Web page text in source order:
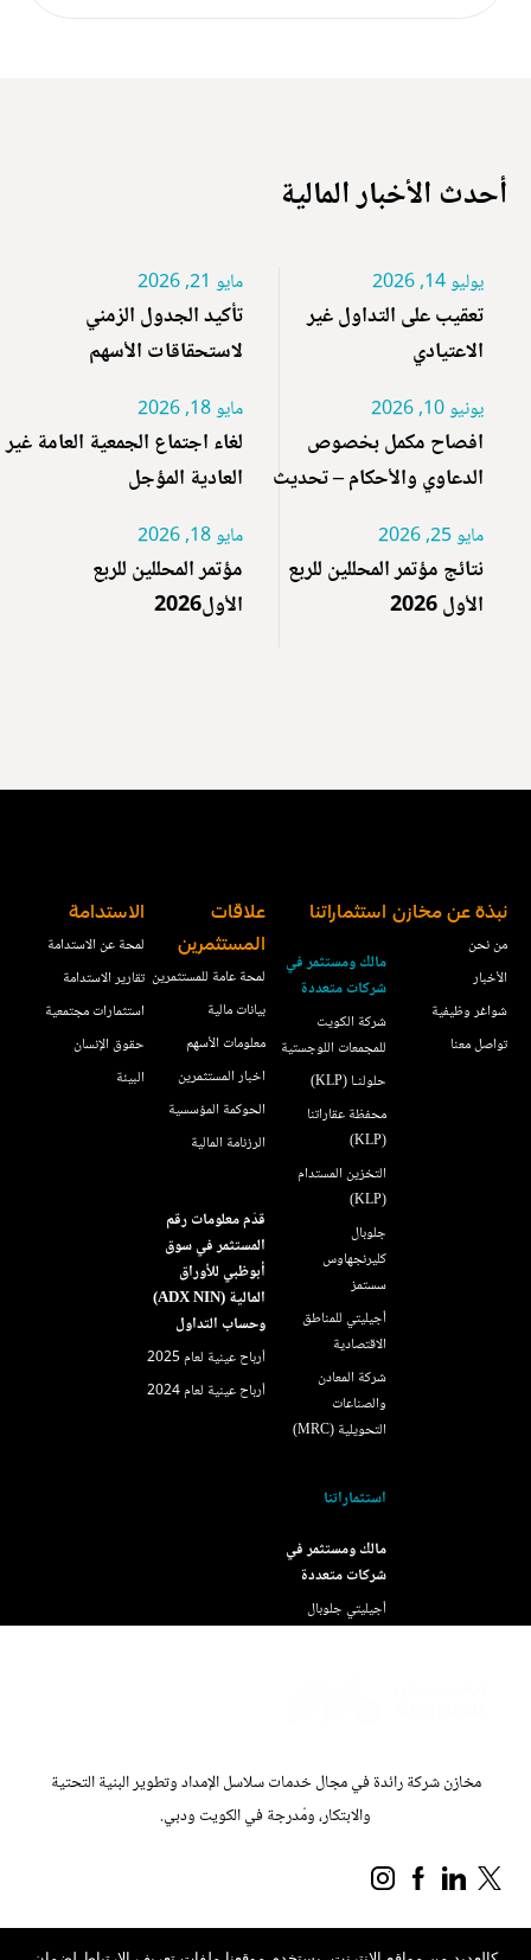
أحدث الأخبار المالية
يوليو 14, 2026
تعقيب على التداول غير
الاعتيادي
يونيو 10, 2026
افصاح مكمل بخصوص
الدعاوي والأحكام – تحديث
مايو 25, 2026
نتائج مؤتمر المحللين للربع
الأول 2026
مايو 21, 2026
تأكيد الجدول الزمني
لاستحقاقات الأسهم
مايو 18, 2026
لغاء اجتماع الجمعية العامة غير
العادية المؤجل
مايو 18, 2026
مؤتمر المحللين للربع
الأول2026
نبذة عن مخازن
من نحن
الأخبار
شواغر وظيفية
تواصل معنا
استثماراتنا
مالك ومستثمر في
شركات متعددة
شركة الكويت
للمجمعات اللوجستية
حلولنـا (KLP)
محفظة عقاراتنا
(KLP)
التخزين المستدام
(KLP)
جلوبال
كليرنجهاوس
سستمز
أجيليتي للمناطق
الاقتصادية
شركة المعادن
والصناعات
التحويلية (MRC)
استثماراتنا
مالك ومستثمر في
شركات متعددة
أجيليتي جلوبال
علاقات
المستثمرين
لمحة عامة للمستثمرين
بيانات مالية
معلومات الأسهم
اخبار المستثمرين
الحوكمة المؤسسية
الرزنامة المالية
قدّم معلومات رقم
المستثمر في سوق
أبوظبي للأوراق
المالية (ADX NIN)
وحساب التداول
أرباح عينية لعام 2025
أرباح عينية لعام 2024
الاستدامة
لمحة عن الاستدامة
تقارير الاستدامة
استثمارات مجتمعية
حقوق الإنسان
البيئة
مخازن شركة رائدة في مجال خدمات سلاسل الإمداد وتطوير البنية التحتية
والابتكار، ومُدرجة في الكويت ودبي.